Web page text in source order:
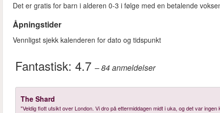
Det er gratis for barn i alderen 0-3 i følge med en betalende
Åpningstider
Vennligst sjekk kalenderen for dato og tidspunkt
Fantastisk: 4.7 – 84anmeldelser
The Shard
"Veldig flott utsikt over London. Vi dro på ettermiddagen midt i uka, og det var